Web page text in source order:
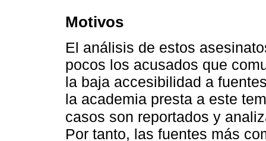
Motivos
El análisis de estos
pocos los acusados que
la baja accesibilidad a
la academia presta a este
casos son reportados y
Por tanto, las fuentes más